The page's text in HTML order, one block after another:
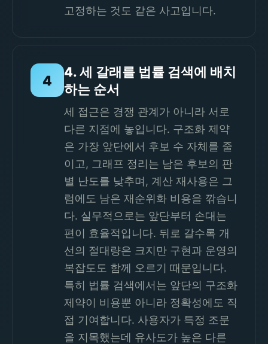
고정하는 것도 같은 사고입니다.
4
4. 세 갈래를 법률 검색에 배치
하는 순서
세 접근은 경쟁 관계가 아니라 서로
다른 지점에 놓입니다. 구조화 제약
은 가장 앞단에서 후보 수 자체를 줄
이고, 그래프 정리는 남은 후보의 판
별 난도를 낮추며, 계산 재사용은 그
럼에도 남은 재순위화 비용을 깎습니
다. 실무적으로는 앞단부터 손대는
편이 효율적입니다. 뒤로 갈수록 개
선의 절대량은 크지만 구현과 운영의
복잡도도 함께 오르기 때문입니다.
특히 법률 검색에서는 앞단의 구조화
제약이 비용뿐 아니라 정확성에도 직
접 기여합니다. 사용자가 특정 조문
을 지목했는데 유사도가 높은 다른